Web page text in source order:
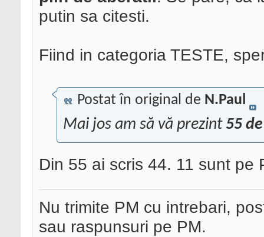
putin sa citesti.
Fiind in categoria TESTE,
Postat în original de N.Paul
Mai jos am să vă prezint 55
Din 55 ai scris 44. 11 sunt pe
Nu trimite PM cu intrebari,
sau raspunsuri pe PM.